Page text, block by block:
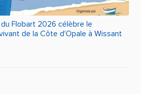
Flobart 2026 célèbre le
de la Côte d'Opale à Wissant